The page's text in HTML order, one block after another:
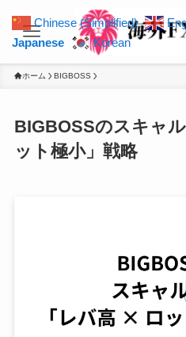
ホーム BIGBOSS
BIGBOSSのスキャ
ット極小」戦略
Chinese (Simplified)
Japanese
Korean